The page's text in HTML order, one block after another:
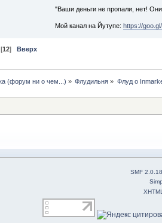
"Ваши деньги не пропали, нет!
Мой канал на Йутупе: https://
[12]Вверх
(форум ни о чем...) » Флудильня » Флуд о
SMF 2.0.18